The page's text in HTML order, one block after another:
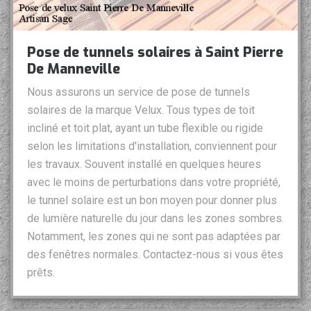
Pose de tunnels solaires à Saint Pierre
De Manneville
Nous assurons un service de pose de tunnels
solaires de la marque Velux. Tous types de toit
incliné et toit plat, ayant un tube flexible ou rigide
selon les limitations d'installation, conviennent pour
les travaux. Souvent installé en quelques heures
avec le moins de perturbations dans votre propriété,
le tunnel solaire est un bon moyen pour donner plus
de lumière naturelle du jour dans les zones sombres.
Notamment, les zones qui ne sont pas adaptées par
des fenêtres normales. Contactez-nous si vous êtes
prêts.